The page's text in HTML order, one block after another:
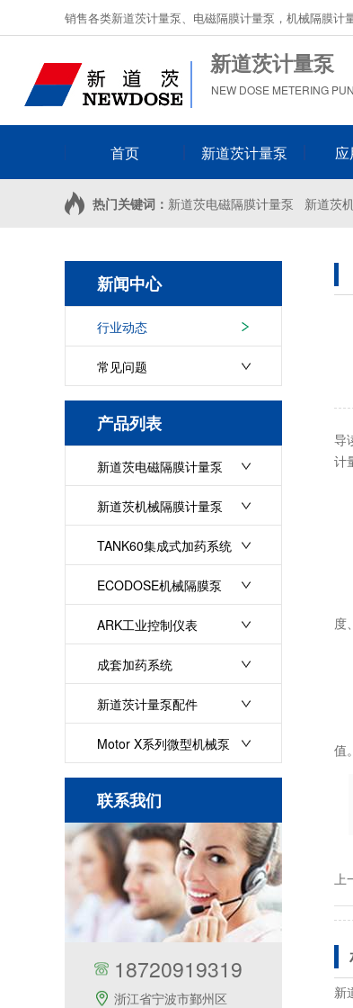
销售各类新道茨计量泵、电磁隔膜计量泵，机械隔膜计
新道茨计量泵
NEW DOSE METERING
首页 新道茨计量泵
热门关键词： 新道茨电磁隔膜计量泵 新道茨
新闻中心
行业动态
常见问题
产品列表
新道茨电磁隔膜计量泵
新道茨机械隔膜计量泵
TANK60集成式加药系统
ECODOSE机械隔膜泵
ARK工业控制仪表
成套加药系统
新道茨计量泵配件
Motor X系列微型机械泵
联系我们
18720919319
浙江省宁波市鄞州区
导
计
度
值。
上
新